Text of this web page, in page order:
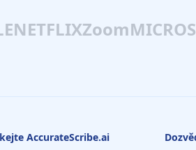
NETFLIXZoom
AccurateScribe.ai